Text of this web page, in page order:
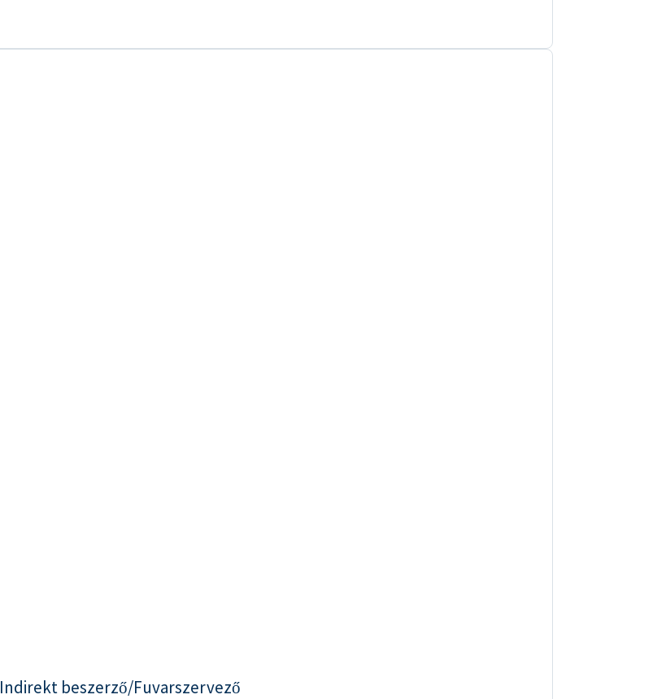
Indirekt beszerző/Fuvarszervező